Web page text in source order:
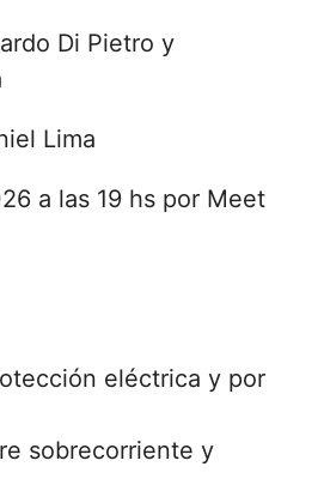
Di Pietro y
Lima
a las 19 hs por Meet
eléctrica y por
sobrecorriente y